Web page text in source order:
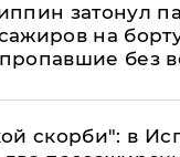
затонул
на
без
скорби": в